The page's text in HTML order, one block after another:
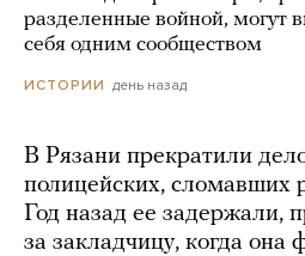
разделенные войной, могут
себя одним сообществом
ИСТОРИИ день назад
В Рязани прекратили
полицейских, сломавших
Год назад ее задержали,
за закладчицу, когда она